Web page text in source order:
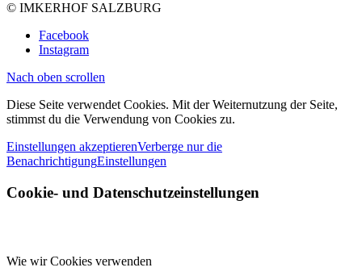
© IMKERHOF SALZBURG
Facebook
Instagram
Nach oben scrollen
Diese Seite verwendet Cookies. Mit der Weiternutzung der Seite,
stimmst du die Verwendung von Cookies zu.
Einstellungen akzeptierenVerberge nur die
BenachrichtigungEinstellungen
Cookie- und Datenschutzeinstellungen
Wie wir Cookies verwenden